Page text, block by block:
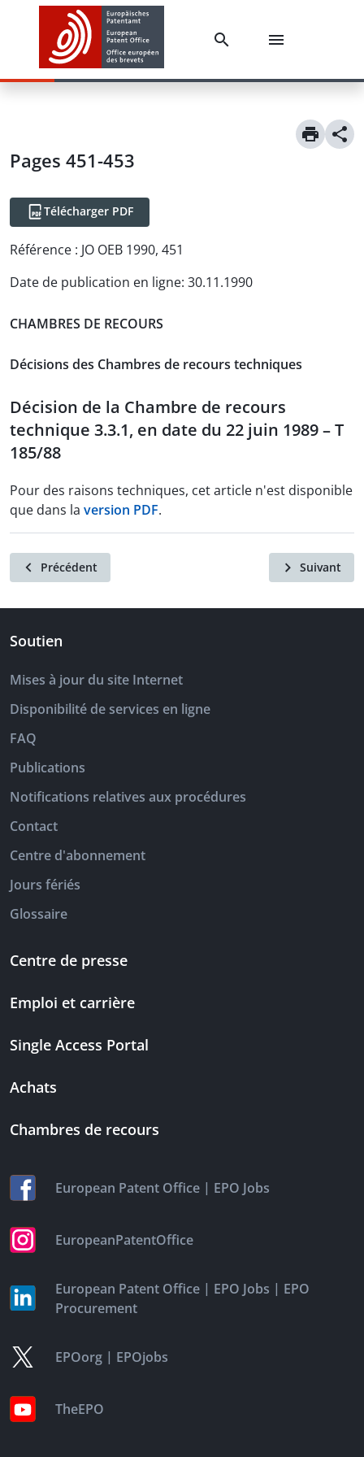
Pages 451-453
Télécharger PDF
Référence : JO OEB 1990, 451
Date de publication en ligne: 30.11.1990
CHAMBRES DE RECOURS
Décisions des Chambres de recours techniques
Décision de la Chambre de recours
technique 3.3.1, en date du 22 juin 1989 – T
185/88
Pour des raisons techniques, cet article n'est disponible
que dans la version PDF.
Précédent Suivant
Soutien
Mises à jour du site Internet
Disponibilité de services en ligne
FAQ
Publications
Notifications relatives aux procédures
Contact
Centre d'abonnement
Jours fériés
Glossaire
Centre de presse
Emploi et carrière
Single Access Portal
Achats
Chambres de recours
European Patent Office | EPO Jobs
EuropeanPatentOffice
European Patent Office | EPO Jobs | EPO
Procurement
EPOorg | EPOjobs
TheEPO